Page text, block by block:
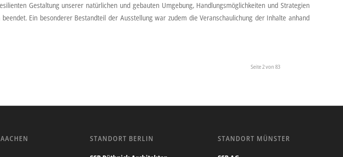
Gestaltung unserer natürlichen und gebauten Umgebung, Handlungsmöglichkeiten und Strategien
Ein besonderer Bestandteil der Ausstellung war zudem die Veranschaulichung der Inhalte anhand
Seite 2 von 83
STANDORT BERLIN STANDORT MÜNSTER